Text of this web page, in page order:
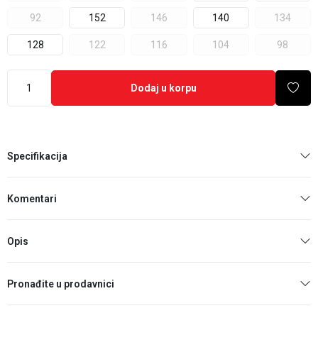
92 152 146 140 134
128 122 116 104 98
Dodaj u korpu
Specifikacija
Komentari
Opis
Pronađite u prodavnici